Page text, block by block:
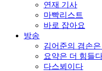
연재 기사
마빡리스트
바로 잡아요
방송
김어준의 겸손
요약은 더 힘들
다스뵈이다